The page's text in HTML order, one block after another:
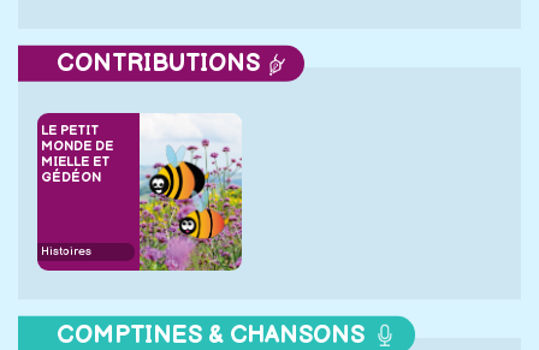
CONTRIBUTIONS
LE PETIT
MONDE DE
MIELLE ET
GÉDÉON
Histoires
COMPTINES & CHANSONS